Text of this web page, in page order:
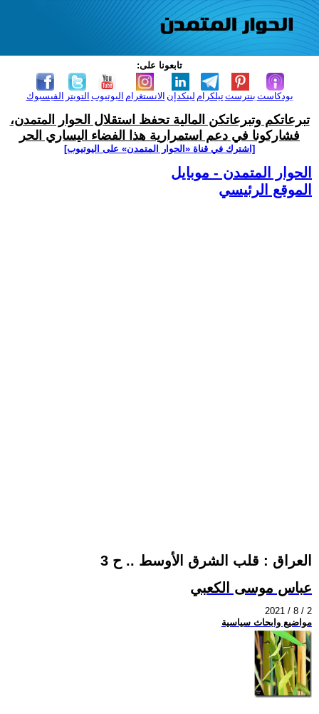
تابعونا على:
الفيسبوك التويتر اليوتيوب الانستغرام لينكدإن تيلكرامبنترست بودكاست
تبرعاتكم وتبرعاتكن المالية تحفظ استقلال الحوار المتمدن،
فشاركونا في دعم استمرارية هذا الفضاء اليساري الحر
[اشترك في قناة ‫«الحوار المتمدن» على اليوتيوب]
الحوار المتمدن - موبايل
الموقع الرئيسي
العراق : قلب الشرق الأوسط .. ح 3
عباس موسى الكعبي
2021 / 8 / 2
مواضيع وابحاث سياسية